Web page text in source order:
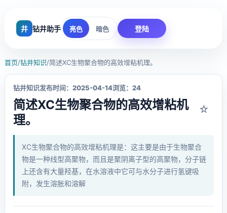
井 钻井助手 亮色 暗色 登陆
首页/钻井知识/简述XC生物聚合物的高效增粘机理。
钻井知识发布时间：2025-04-14浏览：24
简述XC生物聚合物的高效增粘机
理。
☆
XC生物聚合物的高效增粘机理是：这主要是由于生物聚合
物是一种线型高聚物，而且是聚阴离子型的高聚物，分子链
上还含有大量羟基，在水溶液中它可与水分子进行氢键吸
附，发生溶胀和溶解